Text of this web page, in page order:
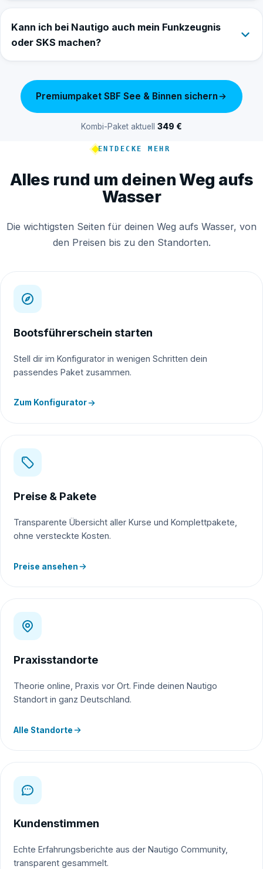
Kann ich bei Nautigo auch mein Funkzeugnis
oder SKS machen?
Premiumpaket SBF See & Binnen sichern
Kombi-Paket aktuell 349 €
ENTDECKE MEHR
Alles rund um deinen Weg aufs
Wasser
Die wichtigsten Seiten für deinen Weg aufs Wasser, von
den Preisen bis zu den Standorten.
Bootsführerschein starten
Stell dir im Konfigurator in wenigen Schritten dein
passendes Paket zusammen.
Zum Konfigurator
Preise & Pakete
Transparente Übersicht aller Kurse und Komplettpakete,
ohne versteckte Kosten.
Preise ansehen
Praxisstandorte
Theorie online, Praxis vor Ort. Finde deinen Nautigo
Standort in ganz Deutschland.
Alle Standorte
Kundenstimmen
Echte Erfahrungsberichte aus der Nautigo Community,
transparent gesammelt.